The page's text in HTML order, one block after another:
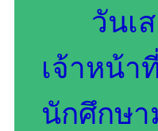
วันเ
เจ้าหน้า
นักศึกษา